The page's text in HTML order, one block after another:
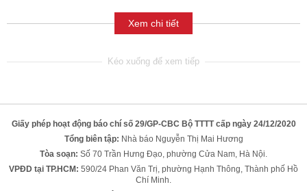
Xem chi tiết
Giấy phép hoạt động báo chí số 29/GP-CBC Bộ TTTT cấp ngày 24/12/2020
Tổng biên tập: Nhà báo Nguyễn Thị Mai Hương
Tòa soạn: Số 70 Trần Hưng Đạo, phường Cửa Nam, Hà Nội.
VPĐD tại TP.HCM: 590/24 Phan Văn Trị, phường Hạnh Thông, Thành phố Hồ
Chí Minh.